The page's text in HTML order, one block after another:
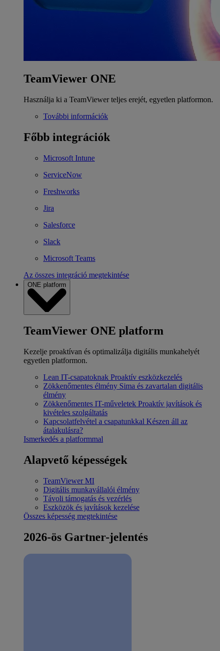
TeamViewer ONE
Használja ki a TeamViewer teljes erejét, egyetlen platformon.
További információk
Főbb integrációk
Microsoft Intune
ServiceNow
Freshworks
Jira
Salesforce
Slack
Microsoft Teams
Az összes integráció megtekintése
ONE platform
TeamViewer ONE platform
Kezelje proaktívan és optimalizálja digitális munkahelyét
egyetlen platformon.
Lean IT-csapatoknak Proaktív eszközkezelés
Zökkenőmentes élmény Sima és zavartalan digitális
élmény
Zökkenőmentes IT-műveletek Proaktív javítások és
kivételes szolgáltatás
Kapcsolatfelvétel a csapatunkkal Készen áll az
átalakulásra?
Ismerkedés a platformmal
Alapvető képességek
TeamViewer MI
Digitális munkavállalói élmény
Távoli támogatás és vezérlés
Eszközök és javítások kezelése
Összes képesség megtekintése
2026-ös Gartner-jelentés